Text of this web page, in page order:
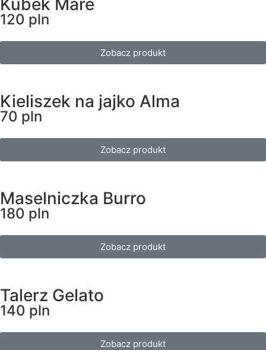
Kubek Mare
120 pln
Zobacz produkt
Kieliszek na jajko Alma
70 pln
Zobacz produkt
Maselniczka Burro
180 pln
Zobacz produkt
Talerz Gelato
140 pln
Zobacz produkt